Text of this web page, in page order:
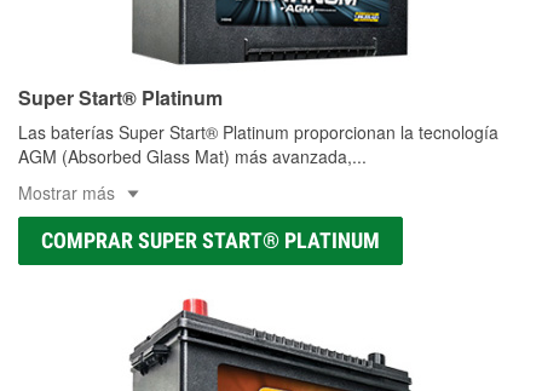
Super Start® Platinum
Las baterías Super Start® Platinum proporcionan la tecnología
AGM (Absorbed Glass Mat) más avanzada,...
Mostrar más
COMPRAR SUPER START® PLATINUM